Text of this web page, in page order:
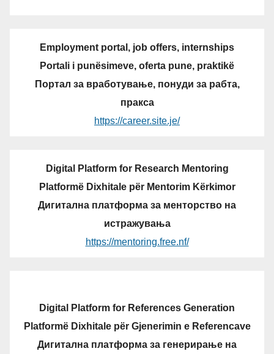
Employment portal, job offers, internships
Portali i punësimeve, oferta pune, praktikë
Портал за вработување, понуди за рабта,
пракса
https://career.site.je/
Digital Platform for Research Mentoring
Platformë Dixhitale për Mentorim Kërkimor
Дигитална платформа за менторство на
истражувања
https://mentoring.free.nf/
Digital Platform for References Generation
Platformë Dixhitale për Gjenerimin e Referencave
Дигитална платформа за генерирање на